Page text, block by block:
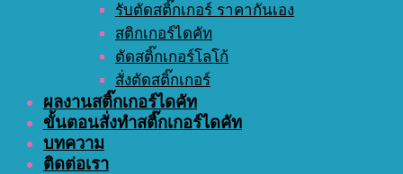
รับตัดสติ๊กเกอร์ ราคากันเอง
สติกเกอร์ไดคัท
ตัดสติ๊กเกอร์โลโก้
สั่งตัดสติ๊กเกอร์
ผลงานสติ๊กเกอร์ไดคัท
ขั้นตอนสั่งทำสติ๊กเกอร์ไดคัท
บทความ
ติดต่อเรา